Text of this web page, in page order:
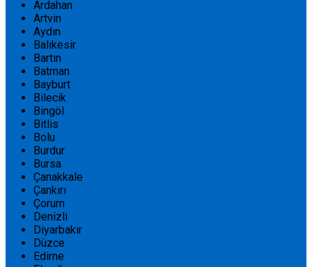
Ardahan
Artvin
Aydın
Balıkesir
Bartın
Batman
Bayburt
Bilecik
Bingöl
Bitlis
Bolu
Burdur
Bursa
Çanakkale
Çankırı
Çorum
Denizli
Diyarbakır
Düzce
Edirne